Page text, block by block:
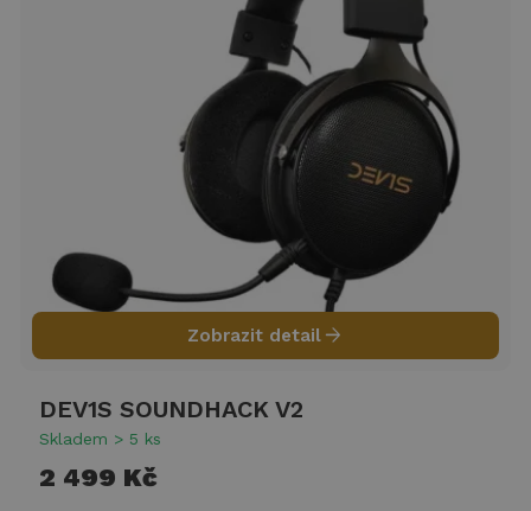
Zobrazit detailarrow_forward
DEV1S SOUNDHACK V2
Skladem > 5 ks
2 499 Kč